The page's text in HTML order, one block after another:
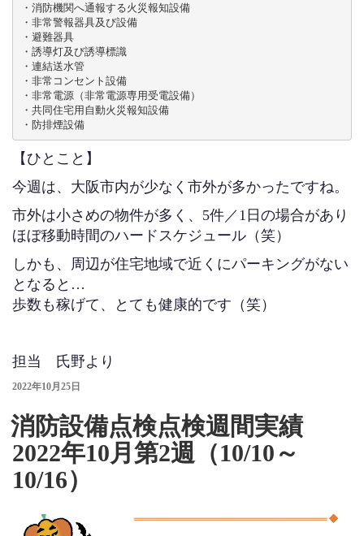
・消防機関へ通報する火災報知設備
・非常警報器具及び設備
・避難器具
・誘導灯及び誘導標識
・連結送水管
・非常コンセント設備
・非常電源（非常電源専用受電設備）
・共同住宅用自動火災報知設備
・防排煙設備
【ひとこと】
今週は、大阪市内が少なく市外が多かったですね。
市外は小さめの物件が多く、5件／1日の場合があり
ほぼ移動時間のハードスケジュール（笑）
しかも、周辺が住宅地域で近くにパーキングがない
となると…
歩数も稼げて、とても健康的です（笑）
担当 氏野より
投
日:
2022年10月25日
消防設備点検点検週間実績
2022年10月第2週（10/10～
10/16）